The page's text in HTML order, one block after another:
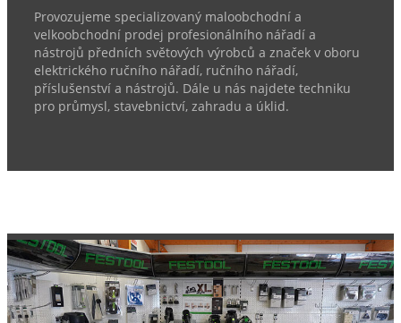
Provozujeme specializovaný maloobchodní a
velkoobchodní prodej profesionálního nářadí a
nástrojů předních světových výrobců a značek v oboru
elektrického ručního nářadí, ručního nářadí,
příslušenství a nástrojů. Dále u nás najdete techniku
pro průmysl, stavebnictví, zahradu a úklid.